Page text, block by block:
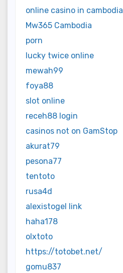
online casino in cambodia
Mw365 Cambodia
porn
lucky twice online
mewah99
foya88
slot online
receh88 login
casinos not on GamStop
akurat79
pesona77
tentoto
rusa4d
alexistogel link
haha178
olxtoto
https://totobet.net/
gomu837